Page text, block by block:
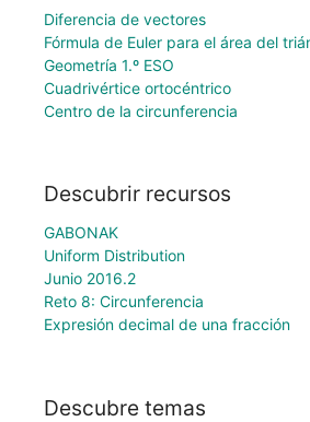
Diferencia de vectores
Fórmula de Euler para el área del
Geometría 1.º ESO
Cuadrivértice ortocéntrico
Centro de la circunferencia
Descubrir recursos
GABONAK
Uniform Distribution
Junio 2016.2
Reto 8: Circunferencia
Expresión decimal de una fracción
Descubre temas